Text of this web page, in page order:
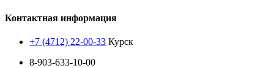
Контактная информация
+7 (4712) 22-00-33 Курск
8-903-633-10-00